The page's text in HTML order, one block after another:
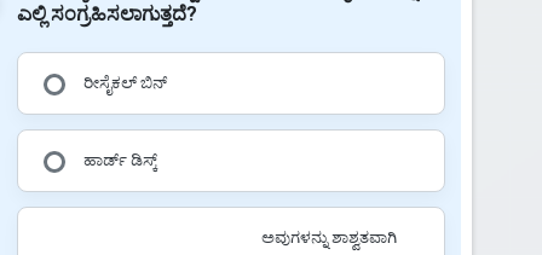
ಎಲ್ಲಿ ಸಂಗ್ರಹಿಸಲಾಗುತ್ತದೆ?
ರೀಸೈಕಲ್ ಬಿನ್
ಹಾರ್ಡ್ ಡಿಸ್ಕ್
ಅವುಗಳನ್ನು ಶಾಶ್ವತವಾಗಿ